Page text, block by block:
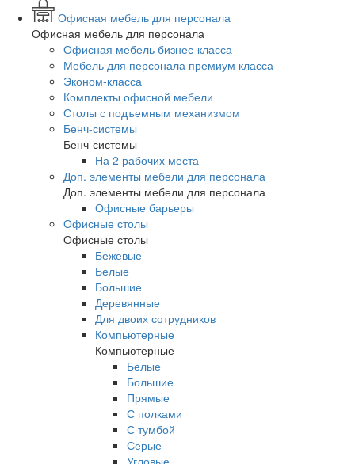
Офисная мебель для персонала
Офисная мебель для персонала
Офисная мебель бизнес-класса
Мебель для персонала премиум класса
Эконом-класса
Комплекты офисной мебели
Столы с подъемным механизмом
Бенч-системы
Бенч-системы
На 2 рабочих места
Доп. элементы мебели для персонала
Доп. элементы мебели для персонала
Офисные барьеры
Офисные столы
Офисные столы
Бежевые
Белые
Большие
Деревянные
Для двоих сотрудников
Компьютерные
Компьютерные
Белые
Большие
Прямые
С полками
С тумбой
Серые